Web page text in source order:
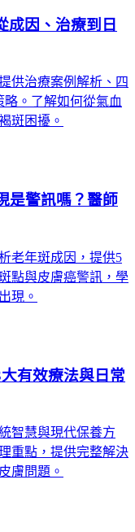
成因、治療到日
供治療案例解析、四
。了解如何從氣血
斑困擾。
是警訊嗎？醫師
老年斑成因，提供5
點與皮膚癌警訊，學
現。
有效療法與日常
智慧與現代保養方
重點，提供完整解決
膚問題。